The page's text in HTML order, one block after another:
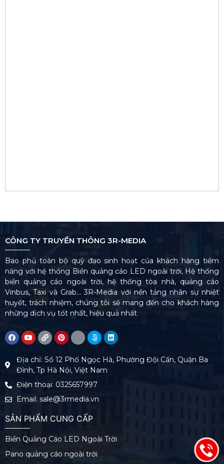
CÔNG TY TRUYỀN THÔNG 3R-MEDIA
Bao phủ toàn bộ quỹ đạo sinh hoạt của khách hàng tiềm
năng với hệ thống Biển quảng cáo LED ngoài trời, Hệ thống
biển quảng cáo ngoài trời, hệ thống tòa nhà, quảng cáo
Vinbus, Taxi và Grab… 3R-Media với nền tảng nhân sự nhiệt
huyết, trách nhiệm, chúng tôi sẽ mang đến cho khách hàng
những dịch vụ tốt nhất, hiệu quả nhất
Địa chỉ: Số 12 Phố Ngọc Hà, Phường Đội Cấn, Quận Ba
Đình, Tp Hà Nội, Việt Nam
Điện thoại: 0325657997
Email: sale@3rmedia.vn
SẢN PHẨM CUNG CẤP
Biển Quảng Cáo LED Ngoài Trời
Pano quảng cáo ngoài trời